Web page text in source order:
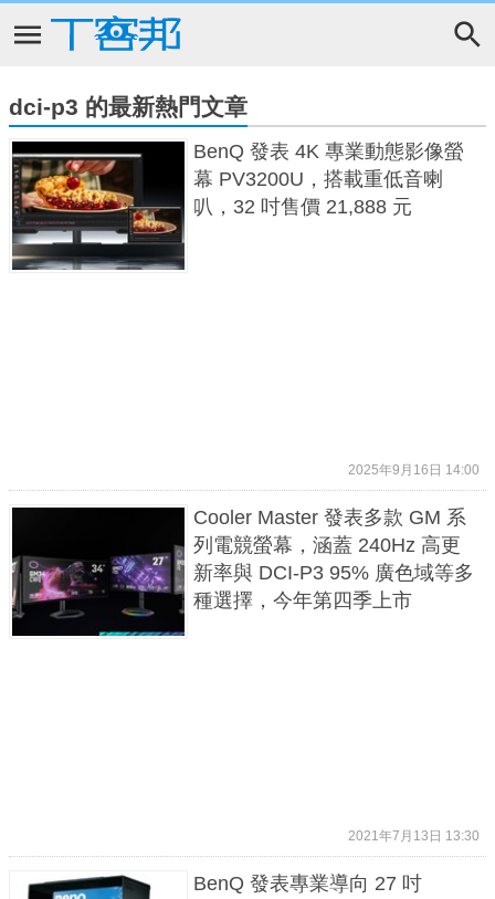
dci-p3 的最新熱門文章
BenQ 發表 4K 專業動態影像螢
幕 PV3200U，搭載重低音喇
叭，32 吋售價 21,888 元
2025年9月16日 14:00
Cooler Master 發表多款 GM 系
列電競螢幕，涵蓋 240Hz 高更
新率與 DCI-P3 95% 廣色域等多
種選擇，今年第四季上市
2021年7月13日 13:30
BenQ 發表專業導向 27 吋